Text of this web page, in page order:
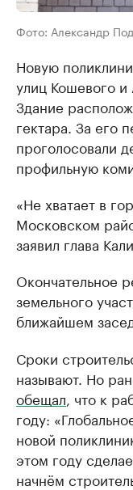
Фото: Александр
Новую
улиц Кошевого и
Здание
гектара. За его
проголосовали
профильную
«Не хватает в
Московском
заявил глава
Окончательное
земельного
ближайшем
Сроки
называют. Но
обещал , что к
году:
новой
этом году
начнём